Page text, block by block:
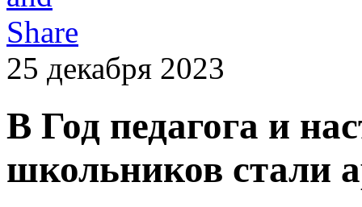
25 декабря 2023
В Год педагога и
школьников стали